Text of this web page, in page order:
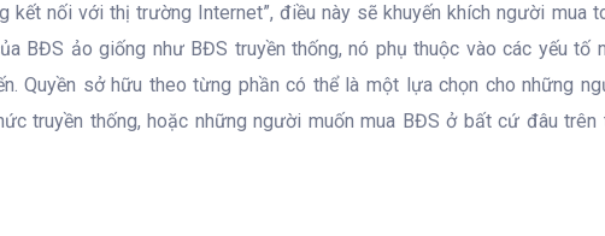
nối với thị trường Internet”, điều này sẽ khuyến khích người mua
BĐS ảo giống như BĐS truyền thống, nó phụ thuộc vào các yếu tố
Quyền sở hữu theo từng phần có thể là một lựa chọn cho những
truyền thống, hoặc những người muốn mua BĐS ở bất cứ đâu trên